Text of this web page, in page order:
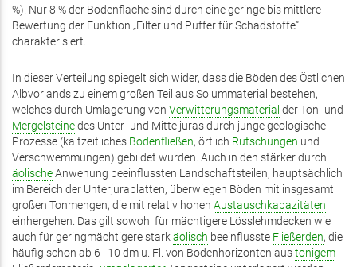
%). Nur 8 % der Bodenfläche sind durch eine geringe bis mittlere
Bewertung der Funktion „Filter und Puffer für Schadstoffe“
charakterisiert.
In dieser Verteilung spiegelt sich wider, dass die Böden des Östlichen
Albvorlands zu einem großen Teil aus Solummaterial bestehen,
welches durch Umlagerung von Verwitterungsmaterial der Ton- und
Mergelsteinedes Unter- und Mitteljuras durch junge geologische
Prozesse (kaltzeitliches Bodenfließen, örtlich Rutschungen und
Verschwemmungen) gebildet wurden. Auch in den stärker durch
äolischeAnwehung beeinflussten Landschaftsteilen, hauptsächlich
im Bereich der Unterjuraplatten, überwiegen Böden mit insgesamt
großen Tonmengen, die mit relativ hohen Austauschkapazitäten
einhergehen. Das gilt sowohl für mächtigere Lösslehmdecken wie
auch für geringmächtigere starkäolisch beeinflusste Fließerden, die
häufig schon ab 6–10 dm u. Fl. von Bodenhorizonten austonigem